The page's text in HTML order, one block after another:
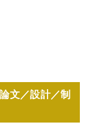
文／設計／制